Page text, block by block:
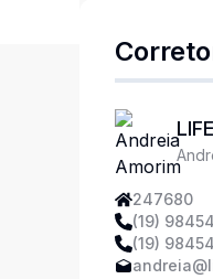
247680
(19)
(19)